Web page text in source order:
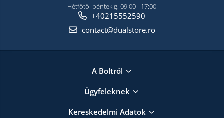
Hétfőtől péntekig, 09:00 - 17:00
+40215552590
contact@dualstore.ro
A Boltról
Ügyfeleknek
Kereskedelmi Adatok